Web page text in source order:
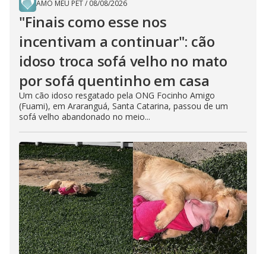
AMO MEU PET/ 08/08/2026
"Finais como esse nos
incentivam a continuar": cão
idoso troca sofá velho no mato
por sofá quentinho em casa
Um cão idoso resgatado pela ONG Focinho Amigo
(Fuami), em Araranguá, Santa Catarina, passou de um
sofá velho abandonado no meio...